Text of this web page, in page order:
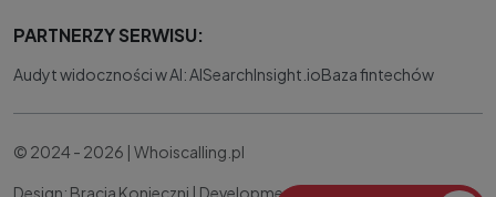
PARTNERZY SERWISU:
Audyt widoczności w AI: AISearchInsight.ioBaza fintechów
© 2024 - 2026 | Whoiscalling.pl
Design: Bracia Konieczni | Development: